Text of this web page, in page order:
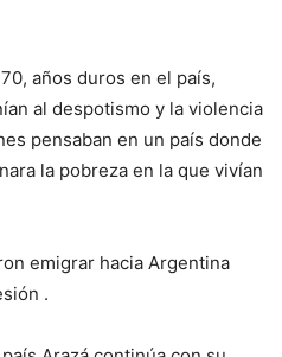
años duros en el país,
al despotismo y la violencia
pensaban en un país donde
la pobreza en la que vivían
emigrar hacia Argentina
.